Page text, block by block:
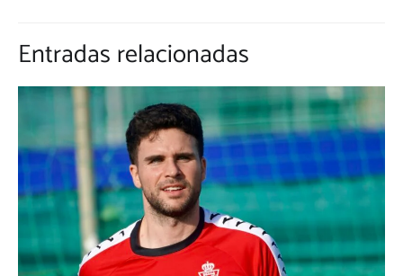
Entradas relacionadas